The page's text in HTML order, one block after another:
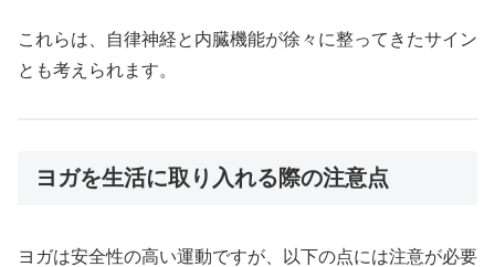
これらは、自律神経と内臓機能が徐々に整ってきたサイン
とも考えられます。
ヨガを生活に取り入れる際の注意点
ヨガは安全性の高い運動ですが、以下の点には注意が必要